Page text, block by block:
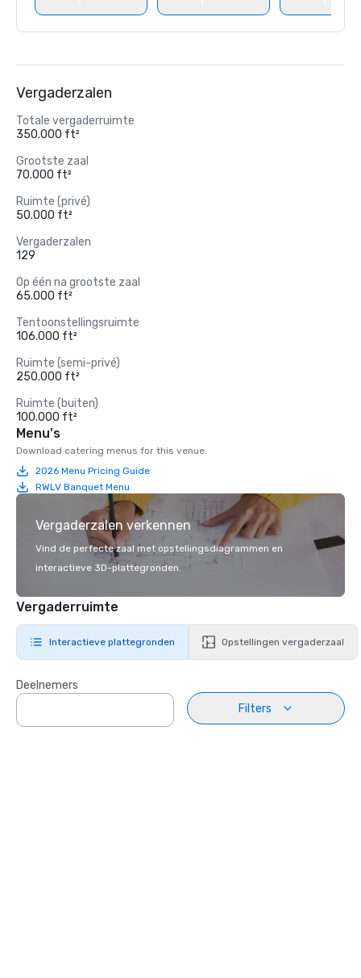
Vergaderzalen
Totale vergaderruimte
350.000 ft²
Grootste zaal
70.000 ft²
Ruimte (privé)
50.000 ft²
Vergaderzalen
129
Op één na grootste zaal
65.000 ft²
Tentoonstellingsruimte
106.000 ft²
Ruimte (semi-privé)
250.000 ft²
Ruimte (buiten)
100.000 ft²
Menu's
Download catering menus for this venue.
2026 Menu Pricing Guide
RWLV Banquet Menu
Vergaderzalen verkennen
Vind de perfecte zaal met opstellingsdiagrammen en
interactieve 3D-plattegronden.
Vergaderruimte
Interactieve plattegronden Opstellingen vergaderzaal
Deelnemers
Filters